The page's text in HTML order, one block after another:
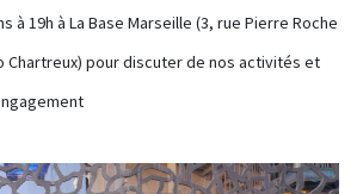
à 19h à La Base Marseille (3, rue Pierre Roche
Chartreux) pour discuter de nos activités et